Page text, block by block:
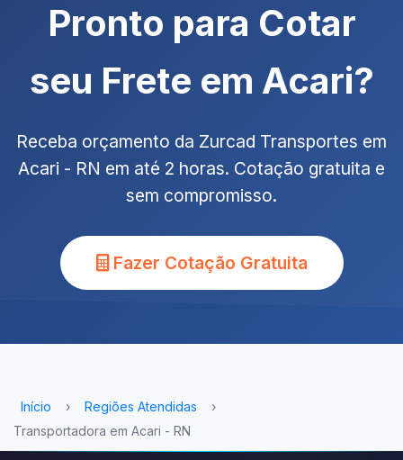
Pronto para Cotar
seu Frete em Acari?
Receba orçamento da Zurcad Transportes em
Acari - RN em até 2 horas. Cotação gratuita e
sem compromisso.
Fazer Cotação Gratuita
Início › Regiões Atendidas
›
Transportadora em Acari - RN